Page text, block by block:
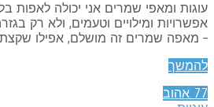
ומאפי שמרים אני יכולה לאפות בלי
ומילויים וטעמים, ולא רק
מאפה שמרים זה מושלם, אפילו שקצת
אהוב